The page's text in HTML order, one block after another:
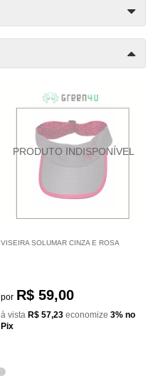
VISEIRA SOLUMAR CINZA E ROSA
por R$ 59,00
à vista R$ 57,23 economize 3% no
Pix